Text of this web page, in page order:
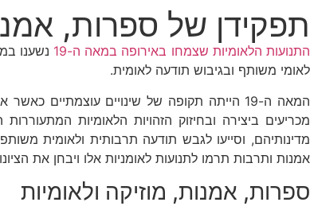
תפקידן של ספרות,
התנועות הלאומיות שצמחו באירופה במאה ה-19
נשענו
לאומי משותף ובגיבוש תודעה לאומית.
המאה ה-19 הייתה תקופה של שינויים
מכריעים ביצירה ובחיזוק הזהויות הלאומיות
מדינותיהם, וסייעו לגבש תודעה תרבותית ולאומית
אמנות ותרבות תרמו לתנועות לאומניות אלו ויבחן את
ספרות, אמנות, מוזיקה ולאומיות